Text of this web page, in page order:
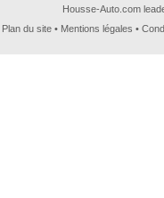
Housse-Auto.com
Plan du site • Mentions légales •